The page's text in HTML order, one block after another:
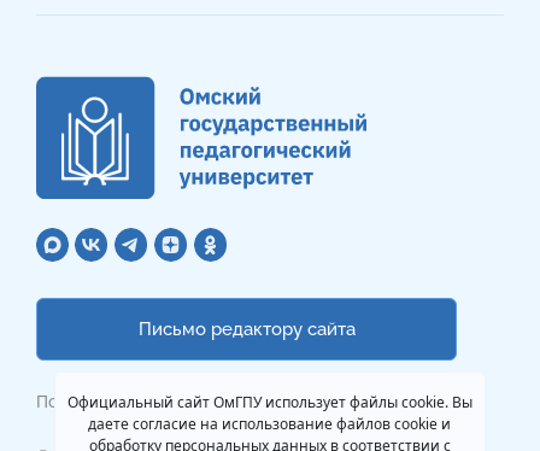
Письмо редактору сайта
Политика обработки ПДн
Официальный сайт ОмГПУ использует файлы cookie. Вы
даете согласие на использование файлов cookie и
обработку персональных данных в соответствии с